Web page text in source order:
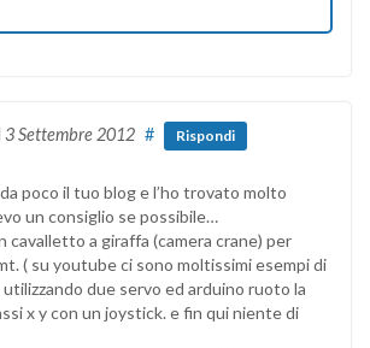
3 Settembre 2012 # Rispondi
poco il tuo blog e l’ho trovato molto
un consiglio se possibile…
cavalletto a giraffa (camera crane) per
( su youtube ci sono moltissimi esempi di
due servo ed arduino ruoto la
x y con un joystick. e fin qui niente di